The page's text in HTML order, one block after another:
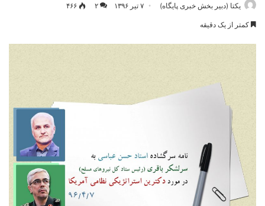
یکتا (دبیر بخش خبری پایگاه) ۷ تیر ۱۳۹۶ ۲ ۴۶۶
کمتر از یک دقیقه